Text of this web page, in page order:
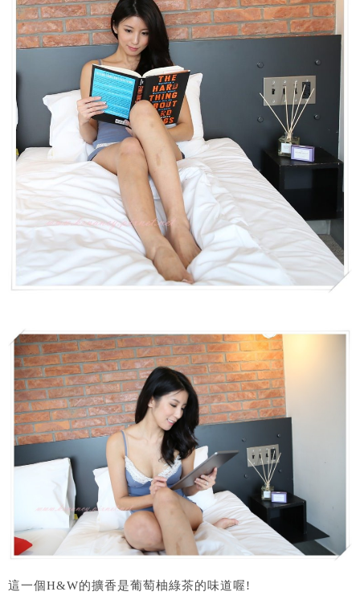
這一個H&W的擴香是葡萄柚綠茶的味道喔!